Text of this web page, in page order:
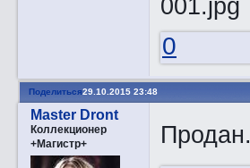
0
Поделиться29.10.2015 23:48
Master Dront
Коллекционер
+Магистр+
Продан.